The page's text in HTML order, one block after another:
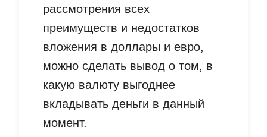
рассмотрения всех
преимуществ и недостатков
вложения в доллары и евро,
можно сделать вывод о том, в
какую валюту выгоднее
вкладывать деньги в данный
момент.